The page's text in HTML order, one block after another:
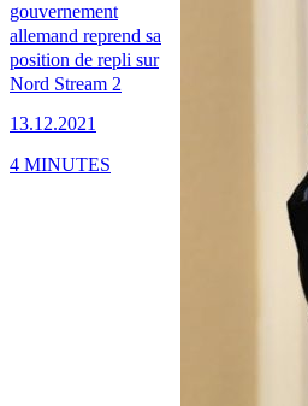
gouvernement
allemand reprend sa
position de repli sur
Nord Stream 2
13.12.2021
4 MINUTES